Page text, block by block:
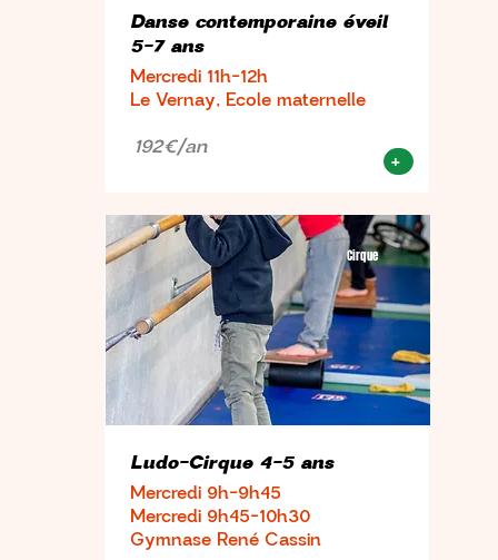
Danse contemporaine éveil
5-7 ans
Mercredi 11h-12h
Le Vernay, Ecole maternelle
192€/an +
Cirque
Ludo-Cirque 4-5 ans
Mercredi 9h-9h45
Mercredi 9h45-10h30
Gymnase René Cassin